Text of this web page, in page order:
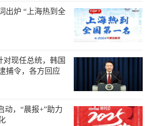
出炉 “上海热到全
对现任总统，韩国
捕令，各方回应
动，“晨报+”助力